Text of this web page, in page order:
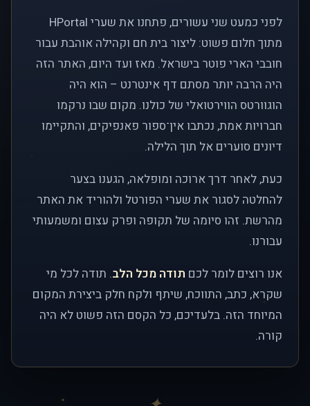
לפני כמעט שני עשורים, פתחנו את שערי HPortal
מתוך חלום פשוט: ליצור בית חם וקהילה אוהבת עבור
חובבי הארי פוטר בישראל. מאז ועד היום, האתר הזה
היה הרבה יותר מסתם דף אינטרנט – הוא היה
הוגוורטס הווירטואלי של כולנו. מקום שבו נרקמו
חברויות אמת, נכתבו אין־ספור פאנפיקים, והתקיימו
דיונים סוערים אל תוך הלילה.
כעת, לאחר דרך ארוכה ומופלאה, הגענו בצער
להחלטה לסגור את שערי הפורטל ולהוריד את האתר
מהרשת. זהו סיומה של תקופה ופרק עצום ומשמעותי
עבורנו.
אנו רוצים לומר לכם תודה מכל הלב. תודה לכל מי
שקרא, כתב, התווכח, שיתף ולקח חלק ביצירת המקום
המיוחד הזה. בלעדיכם, כל הקסם הזה פשוט לא היה
קורה.